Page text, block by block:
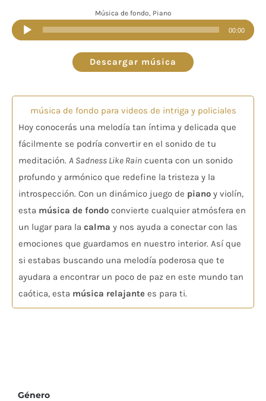
Música de fondo, Piano
Reproductor
de
audio
00:00
Descargar música
música de fondo para videos de intriga y policiales
Hoy conocerás una melodía tan íntima y delicada que
fácilmente se podría convertir en el sonido de tu
meditación. A Sadness Like Rain cuenta con un sonido
profundo y armónico que redefine la tristeza y la
introspección. Con un dinámico juego de piano y violín,
esta música de fondo convierte cualquier atmósfera en
un lugar para la calma y nos ayuda a conectar con las
emociones que guardamos en nuestro interior. Así que
si estabas buscando una melodía poderosa que te
ayudara a encontrar un poco de paz en este mundo tan
caótica, esta música relajante es para ti.
Género